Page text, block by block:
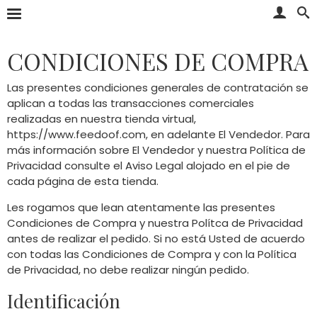
CONDICIONES DE COMPRA
Las presentes condiciones generales de contratación se
aplican a todas las transacciones comerciales
realizadas en nuestra tienda virtual,
https://www.feedoof.com, en adelante El Vendedor. Para
más información sobre El Vendedor y nuestra Política de
Privacidad consulte el Aviso Legal alojado en el pie de
cada página de esta tienda.
Les rogamos que lean atentamente las presentes
Condiciones de Compra y nuestra Polítca de Privacidad
antes de realizar el pedido. Si no está Usted de acuerdo
con todas las Condiciones de Compra y con la Política
de Privacidad, no debe realizar ningún pedido.
Identificación